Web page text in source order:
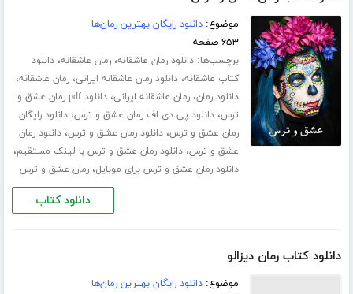
موضوع:دانلود رایگان بهترین رمان‌ها
۶۵۳ صفحه
برچسب‌ها:دانلود رمان عاشقانه،رمان عاشقانه،دانلود
کتاب عاشقانه،دانلود رمان عاشقانه ایرانی،رمان عاشقانه،
دانلود رمان،رمان عاشقانه ایرانی،
دانلود pdf رمان عشق و
ترس،دانلود پی دی اف رمان عشق و ترس،دانلود رایگان
رمان عشق و ترس،دانلود رمان عشق و ترس،دانلود رمان
عشق و ترس،دانلود رمان عشق و ترس با لینک مستقیم،
دانلود رمان عشق و ترس برای موبایل،رمان عشق و ترس
دانلود کتاب
دانلود کتاب رمان دیزالو
موضوع:دانلود رایگان بهترین رمان‌ها